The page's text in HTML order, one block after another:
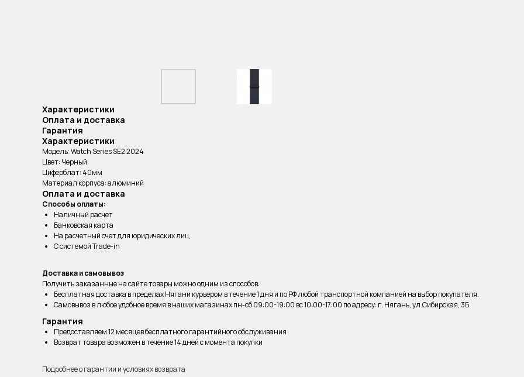
Характеристики
Оплата и доставка
Гарантия
Характеристики
Модель: Watch Series SE2 2024
Цвет: Черный
Циферблат: 40мм
Материал корпуса: алюминий
Оплата и доставка
Способы оплаты:
Наличный расчет
Банковская карта
На расчетный счет для юридических лиц
С системой Trade-in
Доставка и самовывоз
Получить заказанные на сайте товары можно одним из способов:
Бесплатная доставка в пределах Нягани курьером в течение 1 дня и по РФ любой транспортной компанией на выбор покупателя.
Самовывоз в любое удобное время в наших магазинах пн-сб 09:00-19:00 вс 10:00-17:00 по адресу: г. Нягань, ул.Сибирская, 3Б
Гарантия
Предоставляем 12 месяцев бесплатного гарантийного обслуживания
Возврат товара возможен в течение 14 дней с момента покупки
Подробнее о гарантии и условиях возврата